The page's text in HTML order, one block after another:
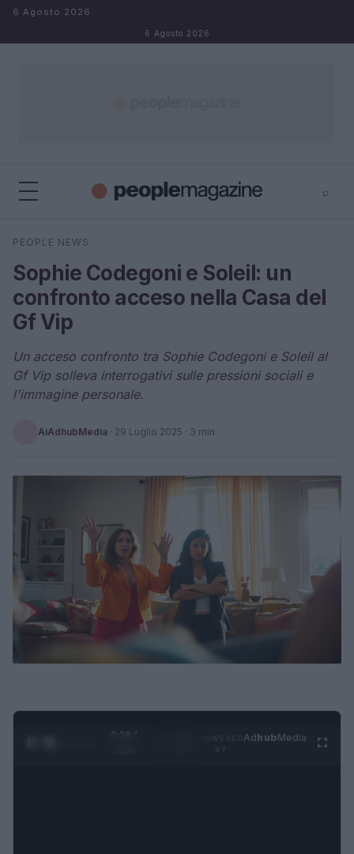
Salta al contenuto
6 Agosto 2026
6 Agosto 2026
⌕
Cerca
PEOPLE NEWS
Sophie Codegoni e Soleil: un
confronto acceso nella Casa del
Gf Vip
Un acceso confronto tra Sophie Codegoni e Soleil al
Gf Vip solleva interrogativi sulle pressioni sociali e
l'immagine personale.
AiAdhubMedia · 29 Luglio 2025 · 3 min
0:29 /
AdhubMedia